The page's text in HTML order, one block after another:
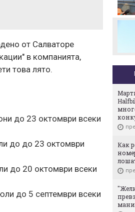
от Салваторе
в компанията,
това лято.
до 23 октомври всеки
до до 23 октомври
до 20 октомври всеки
до 5 септември всеки
Как